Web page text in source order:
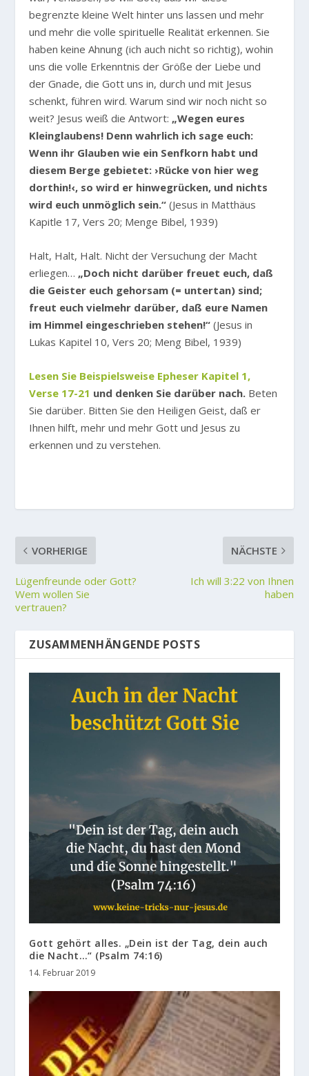
begrenzte kleine Welt hinter uns lassen und mehr
und mehr die volle spirituelle Realität erkennen. Sie
haben keine Ahnung (ich auch nicht so richtig), wohin
uns die volle Erkenntnis der Größe der Liebe und
der Gnade, die Gott uns in, durch und mit Jesus
schenkt, führen wird. Warum sind wir noch nicht so
weit? Jesus weiß die Antwort: „Wegen eures
Kleinglaubens! Denn wahrlich ich sage euch:
Wenn ihr Glauben wie ein Senfkorn habt und
diesem Berge gebietet: ›Rücke von hier weg
dorthin!‹, so wird er hinwegrücken, und nichts
wird euch unmöglich sein.“ (Jesus in Matthäus
Kapitle 17, Vers 20; Menge Bibel, 1939)
Halt, Halt, Halt. Nicht der Versuchung der Macht
erliegen… „Doch nicht darüber freuet euch, daß
die Geister euch gehorsam (= untertan) sind;
freut euch vielmehr darüber, daß eure Namen
im Himmel eingeschrieben stehen!“ (Jesus in
Lukas Kapitel 10, Vers 20; Meng Bibel, 1939)
Lesen Sie Beispielsweise Epheser Kapitel 1,
Verse 17-21 und denken Sie darüber nach. Beten
Sie darüber. Bitten Sie den Heiligen Geist, daß er
Ihnen hilft, mehr und mehr Gott und Jesus zu
erkennen und zu verstehen.
VORHERIGE
Lügenfreunde oder Gott?
Wem wollen Sie
vertrauen?
NÄCHSTE
Ich will 3:22 von Ihnen
haben
ZUSAMMENHÄNGENDE POSTS
Gott gehört alles. „Dein ist der Tag, dein auch
die Nacht…“ (Psalm 74:16)
14. Februar 2019